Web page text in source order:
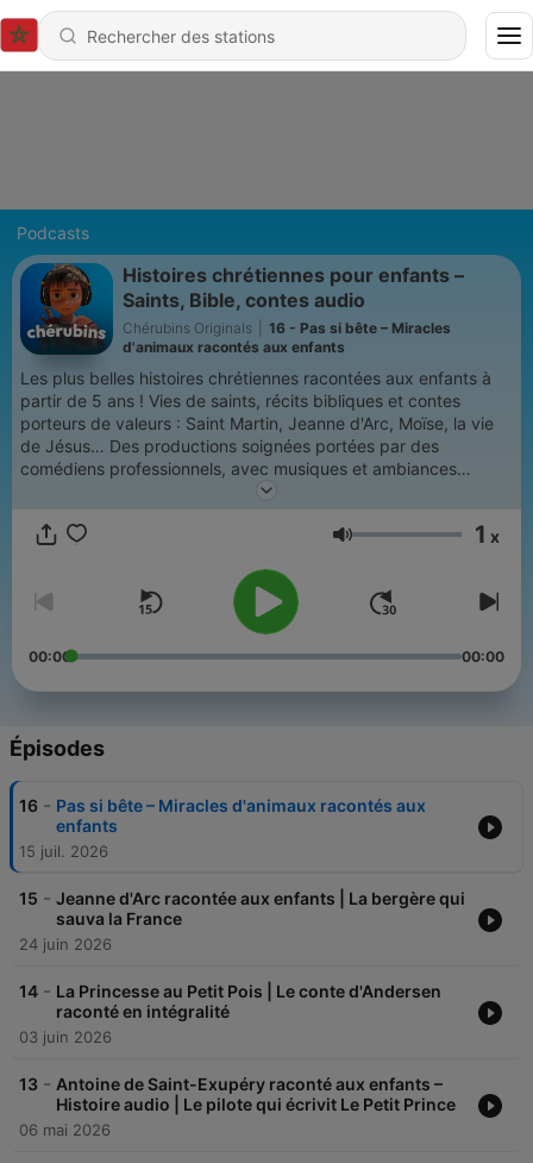
Podcasts
Histoires chrétiennes pour enfants –
Saints, Bible, contes audio
Chérubins Originals
16 - Pas si bête – Miracles
d'animaux racontés aux enfants
Les plus belles histoires chrétiennes racontées aux enfants à
partir de 5 ans ! Vies de saints, récits bibliques et contes
porteurs de valeurs : Saint Martin, Jeanne d'Arc, Moïse, la vie
de Jésus… Des productions soignées portées par des
comédiens professionnels, avec musiques et ambiances
sonores immersives. Chaque épisode est le premier chapitre
Téléchargez l'app pour écouter la suite et accéder à toute la
Volume 1 x
00:00 00:00
Épisodes
16 - Pas si bête – Miracles d'animaux racontés aux
enfants
15 juil. 2026
15 - Jeanne d'Arc racontée aux enfants | La bergère qui
sauva la France
24 juin 2026
14 - La Princesse au Petit Pois | Le conte d'Andersen
raconté en intégralité
03 juin 2026
13 - Antoine de Saint-Exupéry raconté aux enfants –
Histoire audio | Le pilote qui écrivit Le Petit Prince
06 mai 2026